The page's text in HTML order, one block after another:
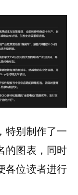
特别制作了一
的图表，同时
各位读者进行